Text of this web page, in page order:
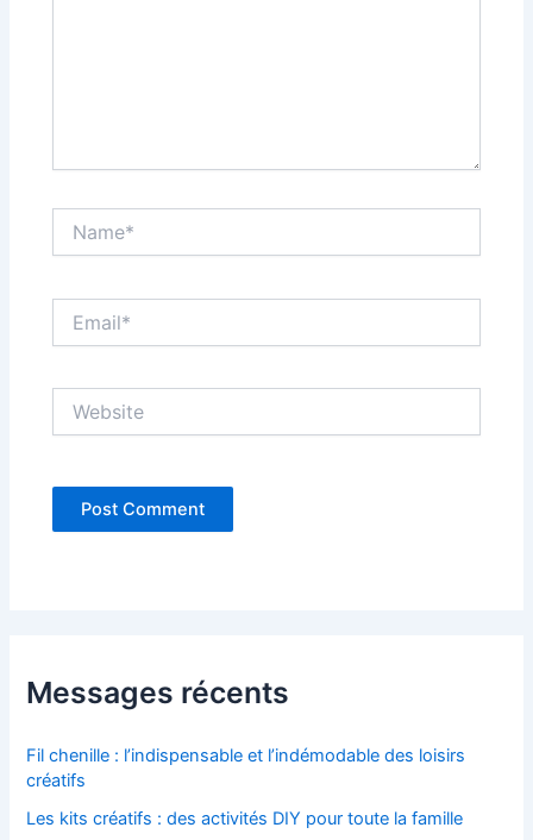
Messages récents
Fil chenille : l’indispensable et l’indémodable des loisirs
créatifs
Les kits créatifs : des activités DIY pour toute la famille